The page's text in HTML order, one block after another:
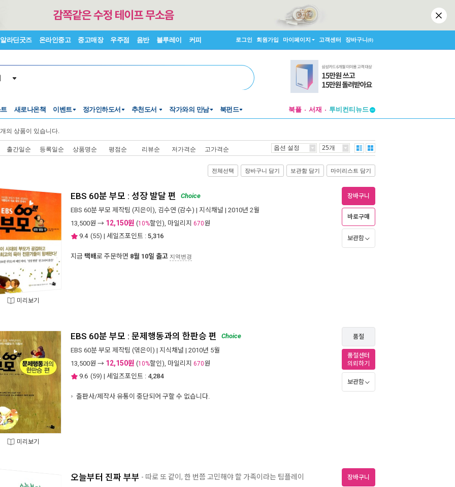
알라딘굿즈 온라인중고 중고매장 우주점 음반 블루레이 커피 로그인 회원가입 마이페이지 고객센터 장바구니(0)
새로나온책 이벤트 정가인하도서 추천도서 작가와의 만남 북펀드 북플 서재
투비컨티뉴드
개의 상품이 있습니다.
출간일순 등록일순 상품명순 평점순 리뷰순 저가격순 고가격순 옵션 설정 25개
전체선택 장바구니 담기 보관함 담기 마이리스트 담기
미리보기
EBS 60분 부모 : 성장 발달 편
Choice
EBS 60분 부모 제작팀 (지은이), 김수연 (감수) | 지식채널 | 2010년 2월
13,500원 → 12,150원 (10%할인), 마일리지 670원
9.4 (55) | 세일즈포인트 : 5,316
지금 택배로 주문하면 8월 10일 출고 지역변경
장바구니
바로구매
보관함
미리보기
EBS 60분 부모 : 문제행동과의 한판승 편
Choice
EBS 60분 부모 제작팀 (엮은이) | 지식채널 | 2010년 5월
13,500원 → 12,150원 (10%할인), 마일리지 670원
9.6 (59) | 세일즈포인트 : 4,284
출판사/제작사 유통이 중단되어 구할 수 없습니다.
품절
품절센터
의뢰하기
보관함
오늘부터 진짜 부부 - 따로 또 같이, 한 번쯤 고민해야 할 가족이라는 팀플레이 장바구니